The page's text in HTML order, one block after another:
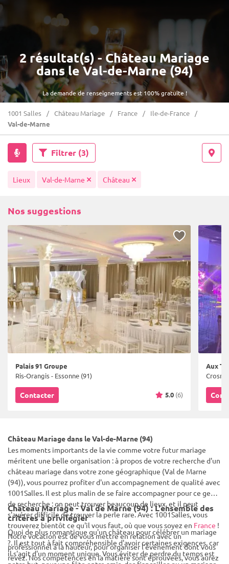
La demande de renseignements est 100% gratuite !
2 résultat(s) - Château Mariage
dans le Val-de-Marne (94)
1001 Salles Château Mariage France
Ile-de-France
Val-de-Marne
Filtrer (3)
Lieux Val-de-Marne Château
Nos suggestions
Palais 91 Groupe
Ris-Orangis - Essonne (91)
Contacter 5.0 (6)
Aux
Crosne
Château Mariage dans le Val-de-Marne (94)
Les moments importants de la vie comme votre futur mariage
méritent une belle organisation : à propos de votre recherche d'un
château mariage dans votre zone géographique (Val de Marne
(94)), vous pourrez profiter d'un accompagnement de qualité avec
1001Salles. Il est plus malin de se faire accompagner pour ce genre
de recherche : on peut trouver beaucoup de lieux, et il peut
s'avérer difficile de trouver la perle rare. Avec 1001Salles, vous
trouverez bientôt ce qu'il vous faut, où que vous soyez en France !
Notre vocation est de vous mettre en relation avec un
professionnel à la hauteur, pour organiser l'événement dont vous
rêvez. Nos compétences en la matière sont éprouvées, vous aurez
Château Mariage - Val de Marne (94) : L'ensemble des
critères à privilégier
Quoi de plus romantique qu'un château pour célébrer un mariage
?. Il est tout à fait compréhensible d'avoir certaines exigences, car
il s'agit d'un moment unique. Vous éviter de perdre du temps est